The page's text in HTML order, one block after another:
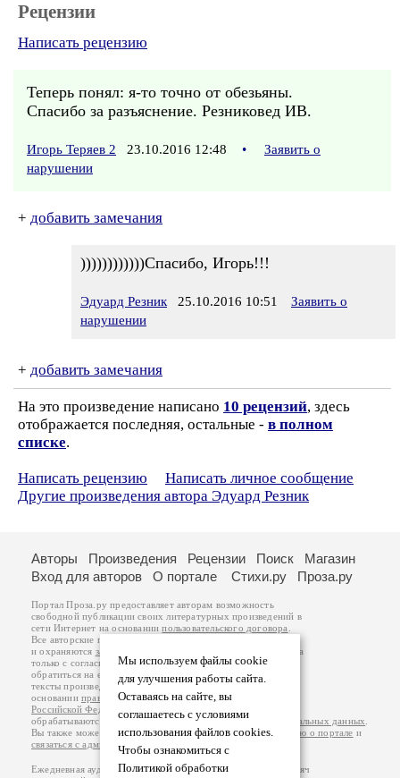
Рецензии
Написать рецензию
Теперь понял: я-то точно от обезьяны.
Спасибо за разъяснение. Резниковед ИВ.
Игорь Теряев 2 23.10.2016 12:48 •
Заявить о
нарушении
+ добавить замечания
))))))))))))Спасибо, Игорь!!!
Эдуард Резник 25.10.2016 10:51
Заявить о
нарушении
+ добавить замечания
На это произведение написано 10 рецензий, здесь
отображается последняя, остальные - в полном
списке.
Написать рецензию
Написать личное сообщение
Другие произведения автора Эдуард Резник
Мы используем файлы cookie
для улучшения работы сайта.
Оставаясь на сайте, вы
соглашаетесь с условиями
использования файлов cookies.
Чтобы ознакомиться с
Политикой обработки
Авторы Произведения Рецензии Поиск
Магазин
Вход для авторов
О портале Стихи.ру Проза.ру
Портал Проза.ру предоставляет авторам возможность
свободной публикации своих литературных произведений в
сети Интернет на основаниипользовательского договора
Все авторские права на произведения принадлежат авторам
и охраняются законом
. Перепечатка произведений возможна
только с согласия его автора, к которому вы можете
обратиться на его авторской странице. Ответственность за
тексты произведений авторы несут самостоятельно на
основанииправил публикацииизаконодательства
Российской Федерации
обрабатываются на основанииПолитики обработки персональных данных
Вы также можете посмотреть более подробнуюинформацию о портале и
связаться с администрацией
Ежедневная аудитория портала Проза.ру – порядка 100 тысяч